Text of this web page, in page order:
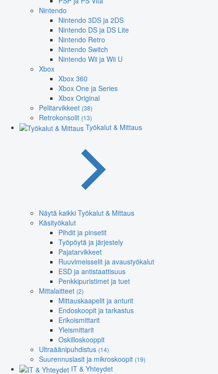
Nintendo
Nintendo 3DS ja 2DS
Nintendo DS ja DS Lite
Nintendo Retro
Nintendo Switch
Nintendo Wii ja Wii U
Xbox
Xbox 360
Xbox One ja Series
Xbox Original
Pelitarvikkeet (38)
Retrokonsolit (13)
Työkalut & Mittaus
Näytä kaikki Työkalut & Mittaus
Käsityökalut
Pihdit ja pinsetit
Työpöytä ja järjestely
Pajatarvikkeet
Ruuvimeisselit ja avaustyökalut
ESD ja antistaattisuus
Penkkipuristimet ja tuet
Mittalaitteet (2)
Mittauskaapelit ja anturit
Endoskoopit ja tarkastus
Erikoismittarit
Yleismittarit
Oskilloskooppit
Ultraäänipuhdistus (14)
Suurennuslasit ja mikroskoopit (19)
IT & Yhteydet